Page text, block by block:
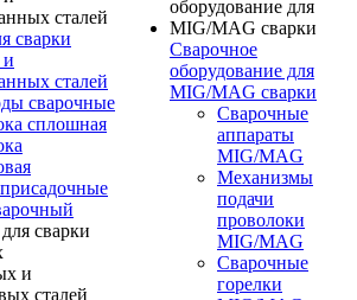
сварки
и
сталей
сварочные
сплошная
Сварочное
оборудование для
MIG/MAG сварки
Сварочные
аппараты
MIG/MAG
Механизмы
подачи
проволоки
MIG/MAG
Сварочные
горелки